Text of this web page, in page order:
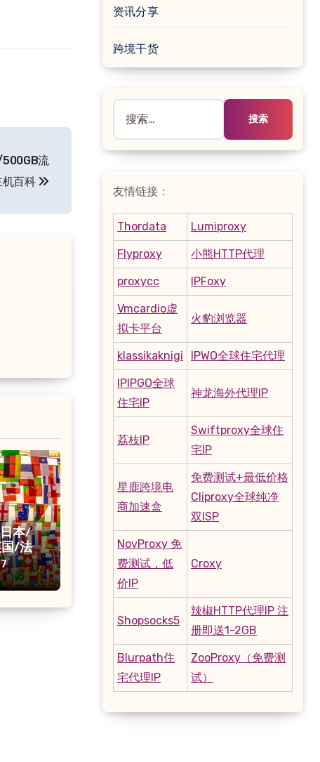
流
百科
本/
/法
原
资讯分享
跨境干货
索：
友情链接：
Thordata Lumiproxy
Flyproxy 小熊HTTP代理
proxycc IPFoxy
Vmcardio虚
拟卡平台
火豹浏览器
klassikaknigi IPWO全球住宅代理
IPIPGO全球
住宅IP
神龙海外代理IP
荔枝IP
Swiftproxy全球住
宅IP
星鹿跨境电
商加速盒
免费测试+最低价格
Cliproxy全球纯净
双ISP
NovProxy 免
费测试，低
价IP
Croxy
Shopsocks5
辣椒HTTP代理IP 注
册即送1-2GB
Blurpath住
宅代理IP
ZooProxy（免费测
试）